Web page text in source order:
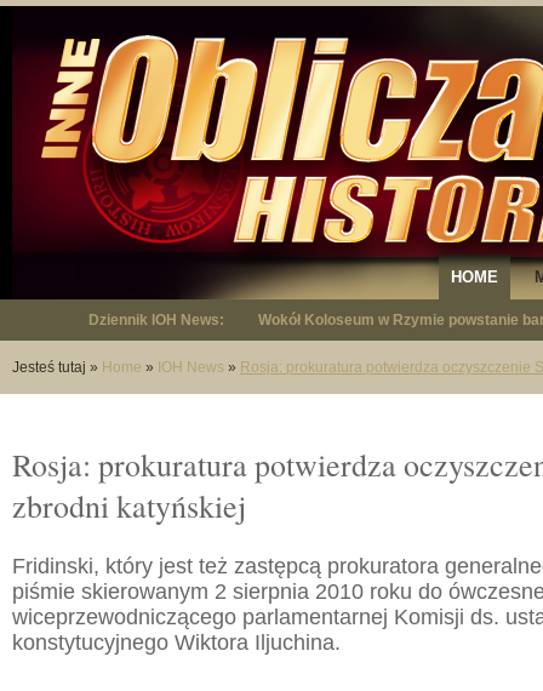
HOME
Dziennik IOH News: Wokół Koloseum w Rzymie powstanie
"Niepodległy - opowieść o Januszu
Jesteś tutaj » Home » IOH News » Rosja: prokuratura potwierdza oczyszczenie
Rosja: prokuratura potwierdza
zbrodni katyńskiej
Fridinski, który jest też zastępcą prokuratora
piśmie skierowanym 2 sierpnia 2010 roku do
wiceprzewodniczącego parlamentarnej Komisji ds.
konstytucyjnego Wiktora Iljuchina.